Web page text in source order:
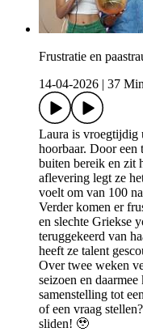
Frustratie en
14-04-2026
37
Laura is vroegtijdig
hoorbaar. Door een
buiten bereik en zit
aflevering legt ze
voelt om van 100
Verder komen er
en slechte Griekse
teruggekeerd van
heeft ze talent
Over twee weken
seizoen en
samenstelling tot
of een vraag
sliden! 🥹